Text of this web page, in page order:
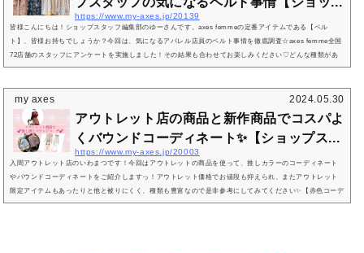
https://www.my-axes.jp/20139
皆様こんにちは！ショップスタッフ編集部のゆーさんです。axes femmeの定番アイテムである【ベル
ト】、皆様お持ちでしょうか？今回は、気になるアパレル店員のベルト事情を徹底調査☆axes femme全国
72店舗のスタッフにアンケートを実施しました！その結果も合わせてお楽しみください♡どんな種類があ
るの？現在axes femmeでは、大きく分けて４種類のベルトを販売しております。定番のゴムベルト立体バ
ベルト。サイズ調整が出来るのも嬉...
my axes 2024.05.30
アウトレット店の商品と新作商品でコスパよ
くバウンドコーディネート✨【ショップス...
https://www.my-axes.jp/20003
入間アウトレット店のいわまつです！今回はアウトレットの商品を使って、推しカラーのコーディネート
やバウンドコーディネートをご紹介しますっ！アウトレット価格でお値段も抑えられ、またアウトレット
限定アイテムもあったりと他と被りにくく、種類も豊富なので是非参考にしてみてください✨【赤色コーデ
ィネート 】新作MIXコーデ🎀使用アイテム一覧♡ ▽トップス▽ プチリボン付カーディガン ¥4,950円(税